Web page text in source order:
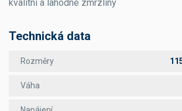
kvalitní a lahodné zmrzliny
Technická data
Rozměry
Váha